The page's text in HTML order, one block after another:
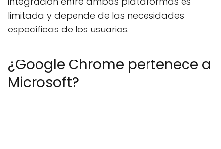
limitada y depende de las necesidades
específicas de los usuarios.
¿Google Chrome pertenece a
Microsoft?